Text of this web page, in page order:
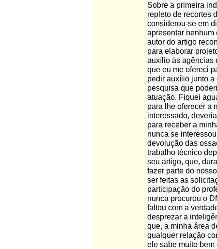
Sobre a primeira
repleto de recortes
considerou-se em
apresentar nenhum
autor do artigo
para elaborar
auxílio às agências
que eu me ofereci
pedir auxílio junto
pesquisa que
atuação. Fiquei
para lhe oferecer a
interessado,
para receber a
nunca se
devolução das
trabalho técnico
seu artigo, que,
fazer parte do
ser feitas as
participação do
nunca procurou o
faltou com a
desprezar a
que, a minha área
qualquer relação
ele sabe muito bem